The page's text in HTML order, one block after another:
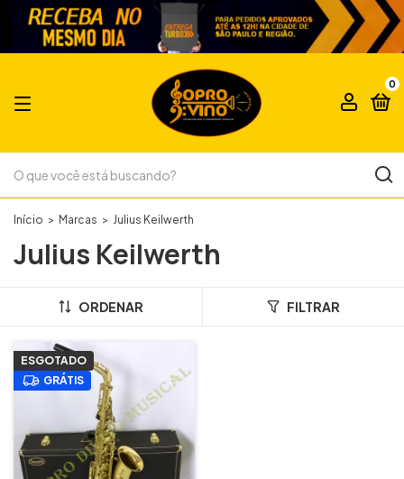
0
Início > Marcas > Julius Keilwerth
Julius Keilwerth
ORDENAR FILTRAR
ESGOTADO
GRÁTIS